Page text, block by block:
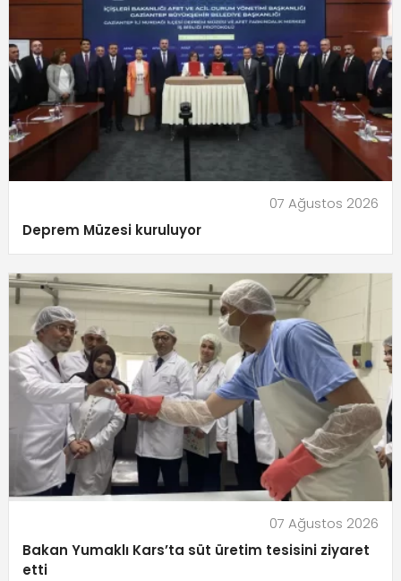
07 Ağustos 2026
Deprem Müzesi kuruluyor
07 Ağustos 2026
Bakan Yumaklı Kars’ta süt üretim tesisini ziyaret
etti